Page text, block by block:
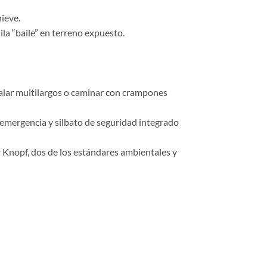
“baile” en terreno expuesto.
multilargos o caminar con crampones
y silbato de seguridad integrado
dos de los estándares ambientales y